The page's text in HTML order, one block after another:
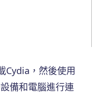
Cydia，然後使用
備和電腦進行連